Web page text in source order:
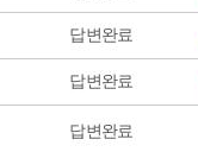
답변완료
답변완료
답변완료